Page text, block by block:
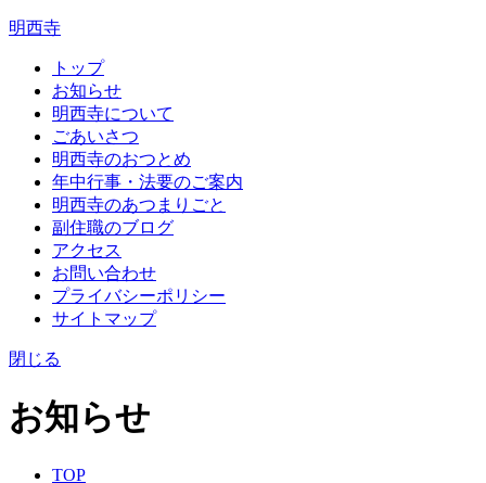
明西寺
トップ
お知らせ
明西寺について
ごあいさつ
明西寺のおつとめ
年中行事・法要のご案内
明西寺のあつまりごと
副住職のブログ
アクセス
お問い合わせ
プライバシーポリシー
サイトマップ
閉じる
お知らせ
TOP